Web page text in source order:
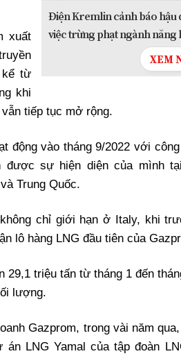
Điện Kremlin cảnh báo hậu
việc trừng phạt ngành năng
xuất
kể từ
khi
tiếp tục mở rộng.
động vào tháng 9/2022 với
được sự hiện diện của mình
Trung Quốc.
chỉ giới hạn ở Italy, khi
lô hàng LNG đầu tiên của
29,1 triệu tấn từ tháng 1 đến
lượng.
Gazprom, trong vài năm
LNG Yamal của tập đoàn